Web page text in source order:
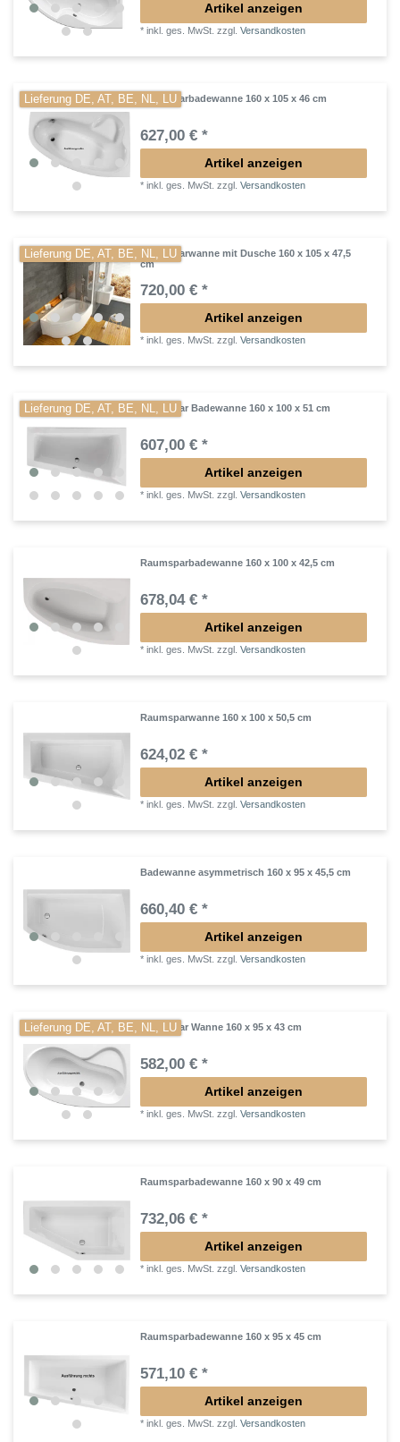
Artikel anzeigen
*inkl. ges. MwSt. zzgl.Versandkosten
Lieferung DE, AT, BE, NL, LURaumsparbadewanne 160 x 105 x 46 cm
627,00 € *
Artikel anzeigen
*inkl. ges. MwSt. zzgl.Versandkosten
Lieferung DE, AT, BE, NL, LURaumsparwanne mit Dusche 160 x 105 x 47,5
cm
720,00 € *
Artikel anzeigen
*inkl. ges. MwSt. zzgl.Versandkosten
Lieferung DE, AT, BE, NL, LURaumspar Badewanne 160 x 100 x 51 cm
607,00 € *
Artikel anzeigen
*inkl. ges. MwSt. zzgl.Versandkosten
Raumsparbadewanne 160 x 100 x 42,5 cm
678,04 € *
Artikel anzeigen
*inkl. ges. MwSt. zzgl.Versandkosten
Raumsparwanne 160 x 100 x 50,5 cm
624,02 € *
Artikel anzeigen
*inkl. ges. MwSt. zzgl.Versandkosten
Badewanne asymmetrisch 160 x 95 x 45,5 cm
660,40 € *
Artikel anzeigen
*inkl. ges. MwSt. zzgl.Versandkosten
Lieferung DE, AT, BE, NL, LURaumspar Wanne 160 x 95 x 43 cm
582,00 € *
Artikel anzeigen
*inkl. ges. MwSt. zzgl.Versandkosten
Raumsparbadewanne 160 x 90 x 49 cm
732,06 € *
Artikel anzeigen
*inkl. ges. MwSt. zzgl.Versandkosten
Raumsparbadewanne 160 x 95 x 45 cm
571,10 € *
Artikel anzeigen
*inkl. ges. MwSt. zzgl.Versandkosten